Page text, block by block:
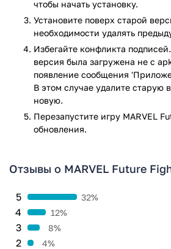
особый бесплатный сундук, из
биометрика, позволяющая
члена.
Особенности игры:
возможность создания своей
навыков до совершенства;
оригинальный сюжет;
легкое управление игровым
является самым качественным
вселенной Марвел. Приложение
пользователей за счёт интересного
разных заданий, для выполнения
чтобы начать установку.
Установите поверх старой
необходимости удалять
Избегайте конфликта
версия была загружена не с
появление сообщения
В этом случае удалите старую
новую.
Перезапустите игру MARVEL
обновления.
Отзывы о MARVEL Future
2 4%
3 8%
4 12%
5 32%